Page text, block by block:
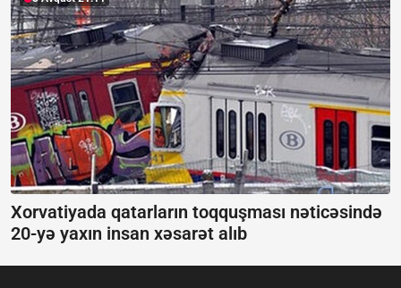
Xorvatiyada qatarların toqquşması nəticəsində
20-yə yaxın insan xəsarət alıb